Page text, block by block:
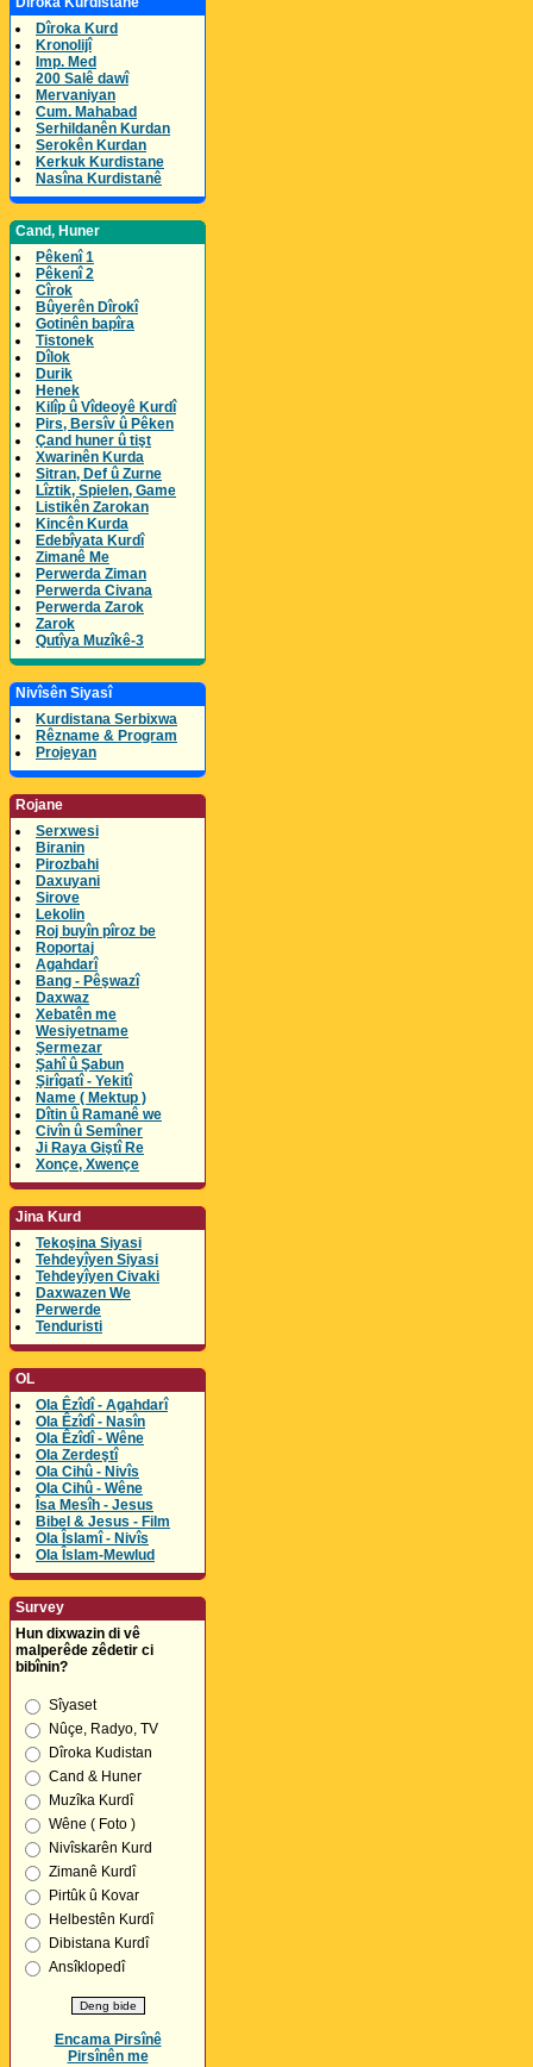
Dîroka Kurd
Kronolijî
Imp. Med
200 Salê dawî
Mervaniyan
Cum. Mahabad
Serhildanên Kurdan
Serokên Kurdan
Kerkuk Kurdistane
Nasîna Kurdistanê
Cand, Huner
Pêkenî 1
Pêkenî 2
Cîrok
Bûyerên Dîrokî
Gotinên bapîra
Tistonek
Dîlok
Durik
Henek
Kilîp û Vîdeoyê Kurdî
Pirs, Bersîv û Pêken
Çand huner û tişt
Xwarinên Kurda
Sitran, Def û Zurne
Lîztik, Spielen, Game
Listikên Zarokan
Kincên Kurda
Edebîyata Kurdî
Zimanê Me
Perwerda Ziman
Perwerda Civana
Perwerda Zarok
Zarok
Qutîya Muzîkê-3
Nivîsên Siyasî
Kurdistana Serbixwa
Rêzname & Program
Projeyan
Rojane
Serxwesi
Biranin
Pirozbahi
Daxuyani
Sirove
Lekolin
Roj buyîn pîroz be
Roportaj
Agahdarî
Bang - Pêşwazî
Daxwaz
Xebatên me
Wesiyetname
Şermezar
Şahî û Şabun
Şirîgatî - Yekitî
Name ( Mektup )
Dîtin û Ramanê we
Civîn û Semîner
Ji Raya Giştî Re
Xonçe, Xwençe
Jina Kurd
Tekoşina Siyasi
Tehdeyîyen Siyasi
Tehdeyîyen Civaki
Daxwazen We
Perwerde
Tenduristi
OL
Ola Êzîdî - Agahdarî
Ola Êzîdî - Nasîn
Ola Êzîdî - Wêne
Ola Zerdeştî
Ola Cihû - Nivîs
Ola Cihû - Wêne
Îsa Mesîh - Jesus
Bibel & Jesus - Film
Ola Îslamî - Nivîs
Ola Îslam-Mewlud
Survey
Hun dixwazin di vê
malperêde zêdetir ci
bibînin?
Sîyaset
Nûçe, Radyo, TV
Dîroka Kudistan
Cand & Huner
Muzîka Kurdî
Wêne ( Foto )
Nivîskarên Kurd
Zimanê Kurdî
Pirtûk û Kovar
Helbestên Kurdî
Dibistana Kurdî
Ansîklopedî
Encama Pirsînê
Pirsînên me